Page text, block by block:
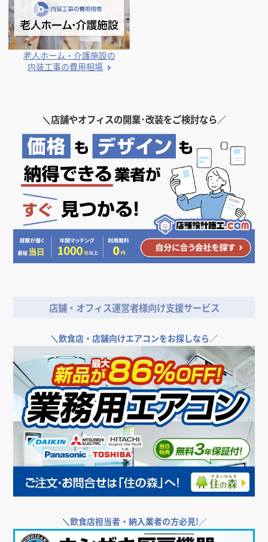
クリニックの
内装工事の費用相場
老人ホーム・介護施設の
内装工事の費用相場
＼店舗やオフィスの開業･改装をご検討なら／
店舗・オフィス運営者様向け支援サービス
＼飲食店・店舗向けエアコンをお探しなら／